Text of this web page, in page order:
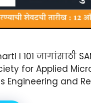
I 101 जागांसाठी
for Applied
Engineering and